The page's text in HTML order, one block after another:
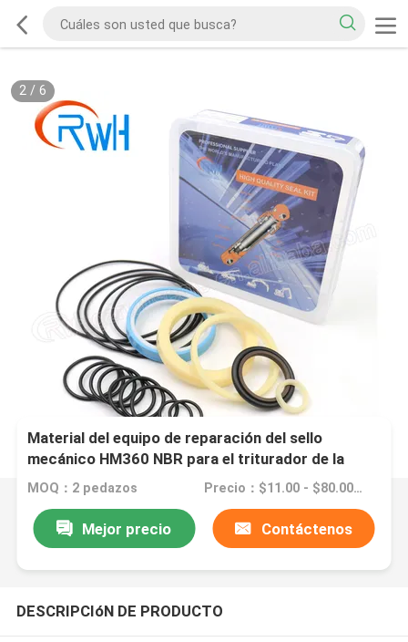
2/ 6
Material del equipo de reparación del sello
mecánico HM360 NBR para el triturador de la
roca
MOQ：2 pedazos Precio：$11.00 - $80.00/Pieces
Mejor precio Contáctenos
DESCRIPCIóN DE PRODUCTO